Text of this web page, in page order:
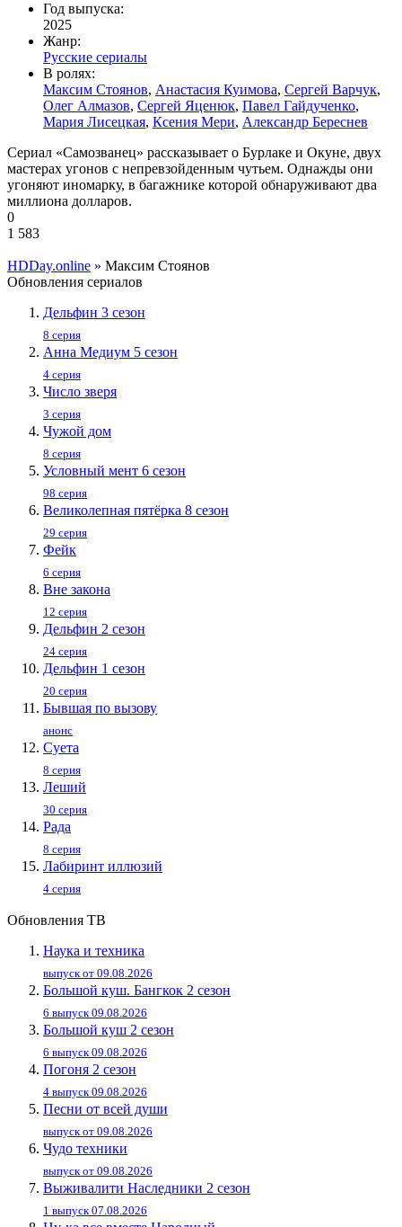
Год выпуска:
2025
Жанр:
Русские сериалы
В ролях:
Максим Стоянов, Анастасия Куимова, Сергей Варчук,
Олег Алмазов, Сергей Яценюк, Павел Гайдученко,
Мария Лисецкая, Ксения Мери, Александр Береснев
Сериал «Самозванец» рассказывает о Бурлаке и Окуне, двух
мастерах угонов с непревзойденным чутьем. Однажды они
угоняют иномарку, в багажнике которой обнаруживают два
миллиона долларов.
0
1 583
HDDay.online » Максим Стоянов
Обновления сериалов
Дельфин 3 сезон
8 серия
Анна Медиум 5 сезон
4 серия
Число зверя
3 серия
Чужой дом
8 серия
Условный мент 6 сезон
98 серия
Великолепная пятёрка 8 сезон
29 серия
Фейк
6 серия
Вне закона
12 серия
Дельфин 2 сезон
24 серия
Дельфин 1 сезон
20 серия
Бывшая по вызову
анонс
Суета
8 серия
Леший
30 серия
Рада
8 серия
Лабиринт иллюзий
4 серия
Обновления ТВ
Наука и техника
выпуск от 09.08.2026
Большой куш. Бангкок 2 сезон
6 выпуск 09.08.2026
Большой куш 2 сезон
6 выпуск 09.08.2026
Погоня 2 сезон
4 выпуск 09.08.2026
Песни от всей души
выпуск от 09.08.2026
Чудо техники
выпуск от 09.08.2026
Выживалити Наследники 2 сезон
1 выпуск 07.08.2026